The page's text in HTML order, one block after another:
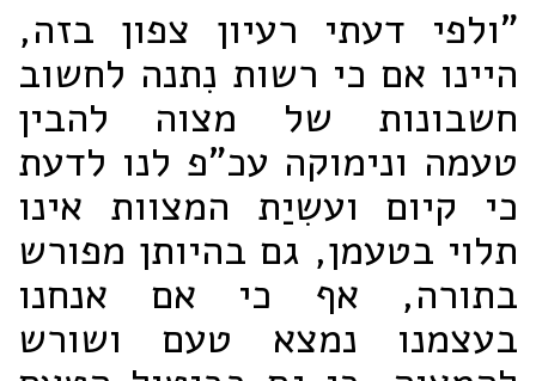
"ולפי דעתי רעיון צפון בזה,
היינו אם כי רשות נִתנה לחשוב
חשבונות של מצוה להבין
טעמה ונימוקה עכ"פ לנו לדעת
כי קיום ועשִיַת המצוות אינו
תלוי בטעמן, גם בהיותן מפורש
בתורה, אף כי אם אנחנו
בעצמנו נמצא טעם ושורש